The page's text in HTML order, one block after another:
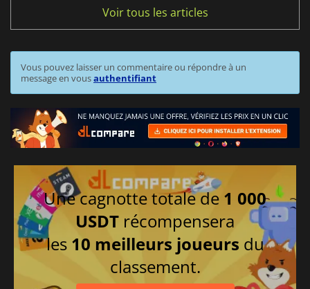
Voir tous les articles
Vous pouvez laisser un commentaire ou répondre à un
message en vousauthentifiant
Une cagnotte totale de 1 000
USDT récompensera
les 10 meilleurs joueurs du
classement.